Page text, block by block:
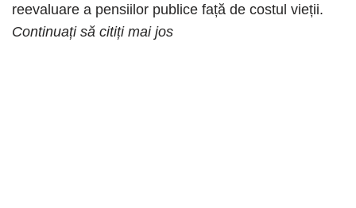
reevaluare a pensiilor publice față de costul vieții.
Continuați să citiți mai jos